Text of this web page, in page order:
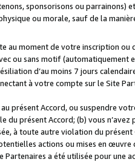
sponsorisons ou parrainons)
ou morale, sauf de la
au moment de votre inscription
ou sans motif (automatiquement
d’au moins 7 jours
à votre compte sur le Site
présent Accord, ou suspendre
du présent Accord; (b) vous
à toute autre violation du
actions ou mises en
a été utilisée pour une